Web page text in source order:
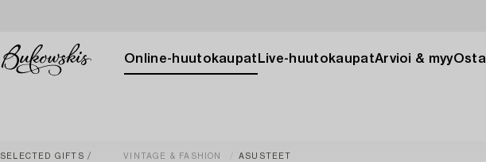
Online-huutokaupat Live-huutokaupatArvioi & myyOsta
SELECTED GIFTS VINTAGE & FASHION ASUSTEET